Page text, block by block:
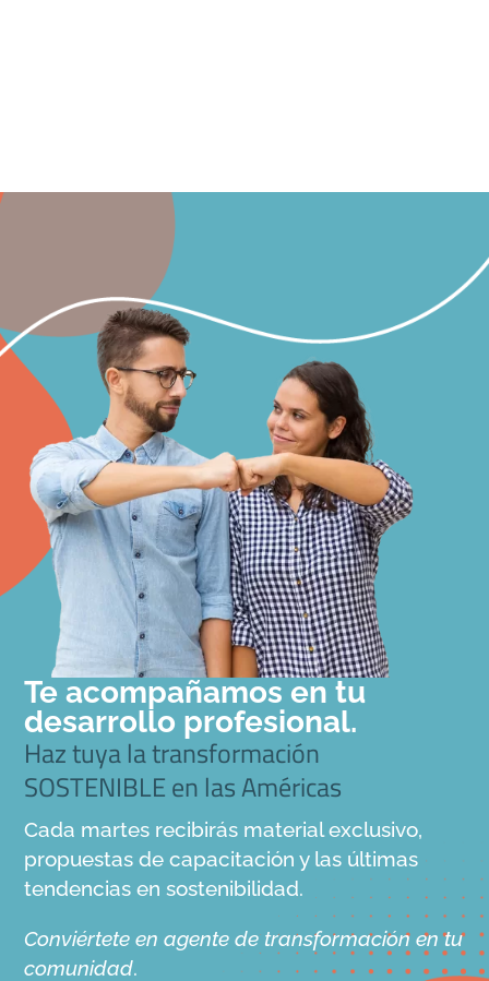
Te acompañamos en tu
desarrollo profesional.
Haz tuya la transformación
SOSTENIBLE en las Américas
Cada martes recibirás material exclusivo,
propuestas de capacitación y las últimas
tendencias en sostenibilidad.
Conviértete en agente de transformación en tu
comunidad.